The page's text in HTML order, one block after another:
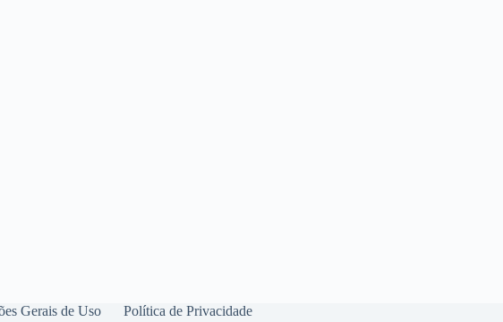
Gerais de Uso
Política de Privacidade